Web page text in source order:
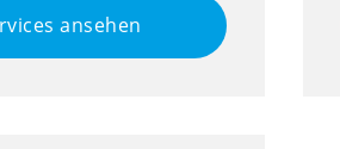
ansehen